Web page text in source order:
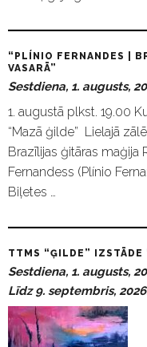
“PLÍNIO FERNANDES |
VASARĀ”
Sestdiena, 1. augusts,
1. augustā plkst. 19.00
“Mazā ģilde” Lielajā
Brazīlijas ģitāras maģija
Fernandess (Plínio
Biļetes …
TTMS “ĢILDE” IZSTĀDE
Sestdiena, 1. augusts,
Līdz 9. septembris,